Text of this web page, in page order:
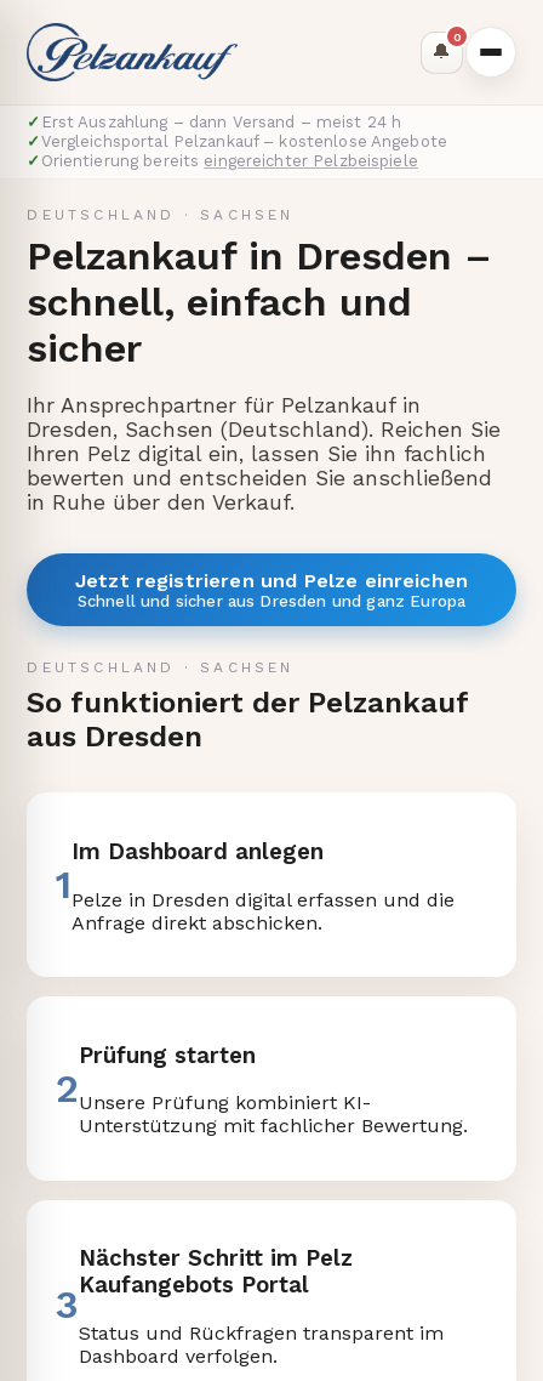
🔔
0
✓ Erst Auszahlung – dann Versand – meist 24 h
✓ Vergleichsportal Pelzankauf – kostenlose Angebote
✓ Orientierung bereits eingereichter Pelzbeispiele
DEUTSCHLAND · SACHSEN
Pelzankauf in Dresden –
schnell, einfach und
sicher
Ihr Ansprechpartner für Pelzankauf in
Dresden, Sachsen (Deutschland). Reichen Sie
Ihren Pelz digital ein, lassen Sie ihn fachlich
bewerten und entscheiden Sie anschließend
in Ruhe über den Verkauf.
Jetzt registrieren und Pelze einreichen
Schnell und sicher aus Dresden und ganz Europa
DEUTSCHLAND · SACHSEN
So funktioniert der Pelzankauf
aus Dresden
1
Im Dashboard anlegen
Pelze in Dresden digital erfassen und die
Anfrage direkt abschicken.
2
Prüfung starten
Unsere Prüfung kombiniert KI-
Unterstützung mit fachlicher Bewertung.
3
Nächster Schritt im Pelz
Kaufangebots Portal
Status und Rückfragen transparent im
Dashboard verfolgen.